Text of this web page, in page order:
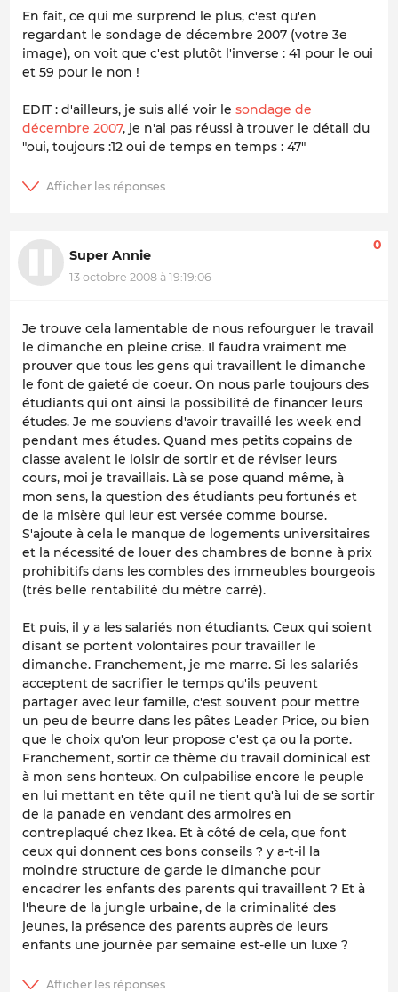
En fait, ce qui me surprend le plus, c'est qu'en
regardant le sondage de décembre 2007 (votre 3e
image), on voit que c'est plutôt l'inverse : 41 pour le oui
et 59 pour le non !
EDIT : d'ailleurs, je suis allé voir le sondage de
décembre 2007, je n'ai pas réussi à trouver le détail du
"oui, toujours :12 oui de temps en temps : 47"
Super Annie
13 octobre 2008 à 19:19:06
0
Je trouve cela lamentable de nous refourguer le travail
le dimanche en pleine crise. Il faudra vraiment me
prouver que tous les gens qui travaillent le dimanche
le font de gaieté de coeur. On nous parle toujours des
étudiants qui ont ainsi la possibilité de financer leurs
études. Je me souviens d'avoir travaillé les week end
pendant mes études. Quand mes petits copains de
classe avaient le loisir de sortir et de réviser leurs
cours, moi je travaillais. Là se pose quand même, à
mon sens, la question des étudiants peu fortunés et
de la misère qui leur est versée comme bourse.
S'ajoute à cela le manque de logements universitaires
et la nécessité de louer des chambres de bonne à prix
prohibitifs dans les combles des immeubles bourgeois
(très belle rentabilité du mètre carré).
Et puis, il y a les salariés non étudiants. Ceux qui soient
disant se portent volontaires pour travailler le
dimanche. Franchement, je me marre. Si les salariés
acceptent de sacrifier le temps qu'ils peuvent
partager avec leur famille, c'est souvent pour mettre
un peu de beurre dans les pâtes Leader Price, ou bien
que le choix qu'on leur propose c'est ça ou la porte.
Franchement, sortir ce thème du travail dominical est
à mon sens honteux. On culpabilise encore le peuple
en lui mettant en tête qu'il ne tient qu'à lui de se sortir
de la panade en vendant des armoires en
contreplaqué chez Ikea. Et à côté de cela, que font
ceux qui donnent ces bons conseils ? y a-t-il la
moindre structure de garde le dimanche pour
encadrer les enfants des parents qui travaillent ? Et à
l'heure de la jungle urbaine, de la criminalité des
jeunes, la présence des parents auprès de leurs
enfants une journée par semaine est-elle un luxe ?